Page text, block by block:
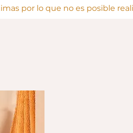
por lo que no es posible